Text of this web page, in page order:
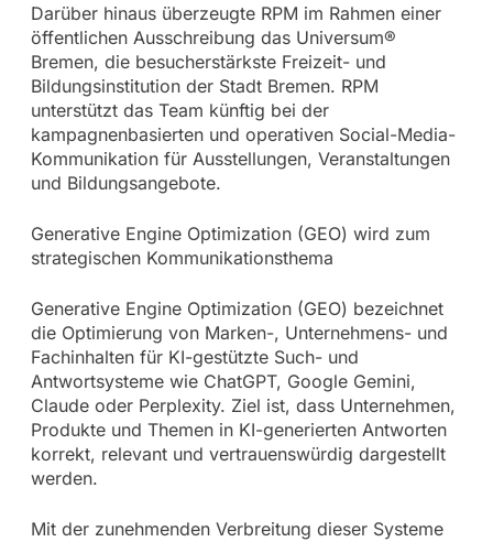
Darüber hinaus überzeugte RPM im Rahmen einer
öffentlichen Ausschreibung das Universum®
Bremen, die besucherstärkste Freizeit- und
Bildungsinstitution der Stadt Bremen. RPM
unterstützt das Team künftig bei der
kampagnenbasierten und operativen Social-Media-
Kommunikation für Ausstellungen, Veranstaltungen
und Bildungsangebote.
Generative Engine Optimization (GEO) wird zum
strategischen Kommunikationsthema
Generative Engine Optimization (GEO) bezeichnet
die Optimierung von Marken-, Unternehmens- und
Fachinhalten für KI-gestützte Such- und
Antwortsysteme wie ChatGPT, Google Gemini,
Claude oder Perplexity. Ziel ist, dass Unternehmen,
Produkte und Themen in KI-generierten Antworten
korrekt, relevant und vertrauenswürdig dargestellt
werden.
Mit der zunehmenden Verbreitung dieser Systeme